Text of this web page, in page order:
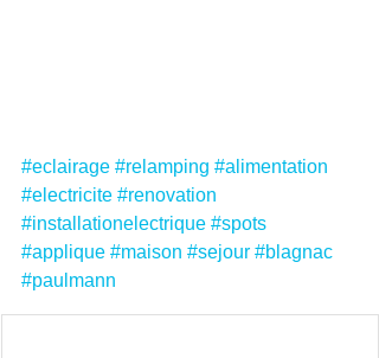
#eclairage #relamping #alimentation
#electricite #renovation
#installationelectrique #spots
#applique #maison #sejour #blagnac
#paulmann